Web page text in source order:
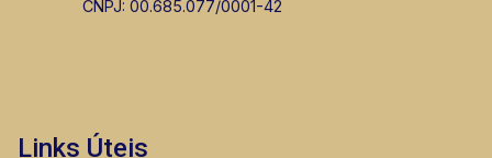
CNPJ: 00.685.077/0001-42
Links Úteis